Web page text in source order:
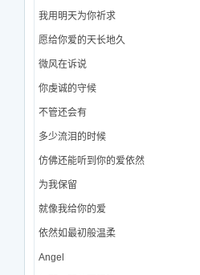
我用明天为你祈求
愿给你爱的天长地久
微风在诉说
你虔诚的守候
不管还会有
多少流泪的时候
仿佛还能听到你的爱依然
为我保留
就像我给你的爱
依然如最初般温柔
Angel